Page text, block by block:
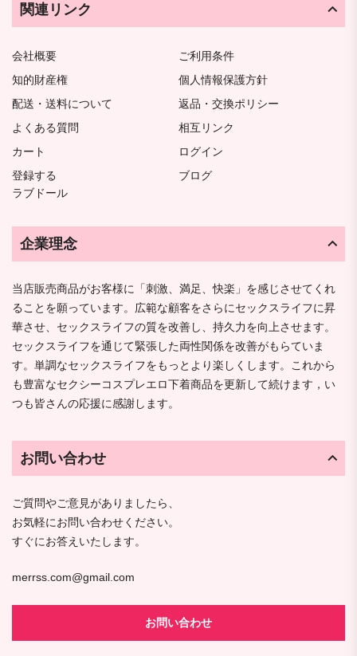
関連リンク
会社概要
ご利用条件
知的財産権
個人情報保護方針
配送・送料について
返品・交換ポリシー
よくある質問
相互リンク
カート
ログイン
登録する
ブログ
ラブドール
企業理念
当店販売商品がお客様に「刺激、満足、快楽」を感じさせてくれ
ることを願っています。広範な顧客をさらにセックスライフに昇
華させ、セックスライフの質を改善し、持久力を向上させます。
セックスライフを通じて緊張した両性関係を改善がもらていま
す。単調なセックスライフをもっとより楽しくします。これから
も豊富なセクシーコスプレエロ下着商品を更新して続けます，い
つも皆さんの応援に感謝します。
お問い合わせ
ご質問やご意見がありましたら、
お気軽にお問い合わせください。
すぐにお答えいたします。
merrss.com@gmail.com
お問い合わせ